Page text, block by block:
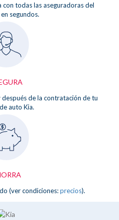
todas las aseguradoras del
segundos.
de la contratación de tu
auto Kia.
(ver condiciones:precios).